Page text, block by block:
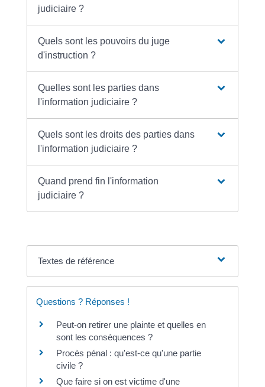
judiciaire ?
Quels sont les pouvoirs du juge
d'instruction ?
Quelles sont les parties dans
l'information judiciaire ?
Quels sont les droits des parties dans
l'information judiciaire ?
Quand prend fin l'information
judiciaire ?
Textes de référence
Questions ? Réponses !
Peut-on retirer une plainte et quelles en
sont les conséquences ?
Procès pénal : qu'est-ce qu'une partie
civile ?
Que faire si on est victime d'une